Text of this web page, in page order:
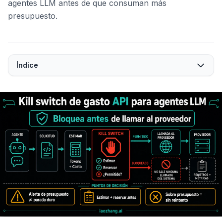
agentes LLM antes de que consuman más
presupuesto.
Índice